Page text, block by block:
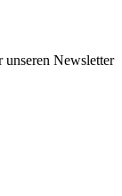
Newsletter